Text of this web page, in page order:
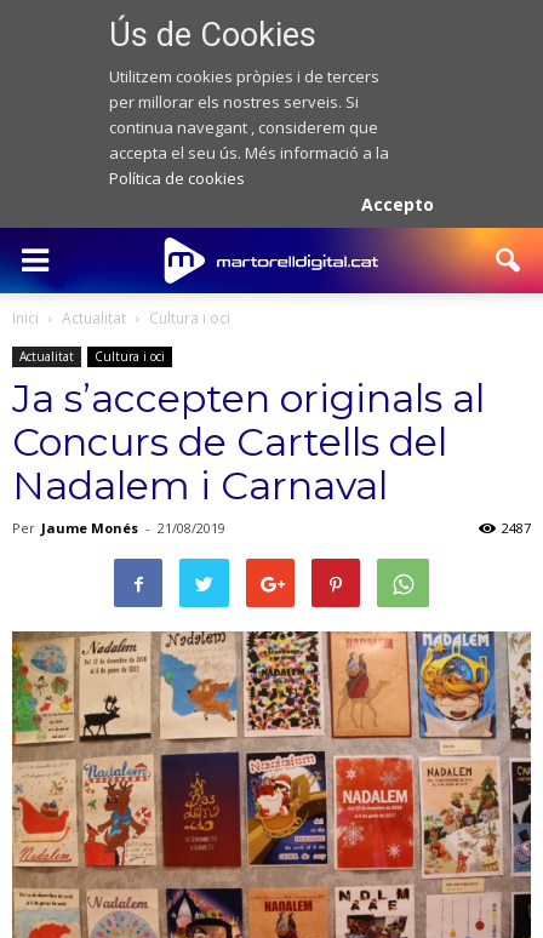
Ús de Cookies
Utilitzem cookies pròpies i de tercers
per millorar els nostres serveis. Si
continua navegant , considerem que
accepta el seu ús. Més informació a la
Política de cookies
Accepto
Inici Actualitat Cultura i oci
Actualitat Cultura i oci
Ja s’accepten originals al
Concurs de Cartells del
Nadalem i Carnaval
Per Jaume Monés - 21/08/2019 2487